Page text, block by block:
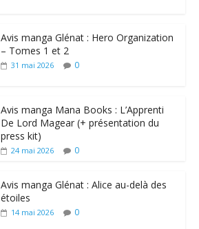
Avis manga Glénat : Hero Organization
– Tomes 1 et 2
31 mai 2026 0
Avis manga Mana Books : L’Apprenti
De Lord Magear (+ présentation du
press kit)
24 mai 2026 0
Avis manga Glénat : Alice au-delà des
étoiles
14 mai 2026 0